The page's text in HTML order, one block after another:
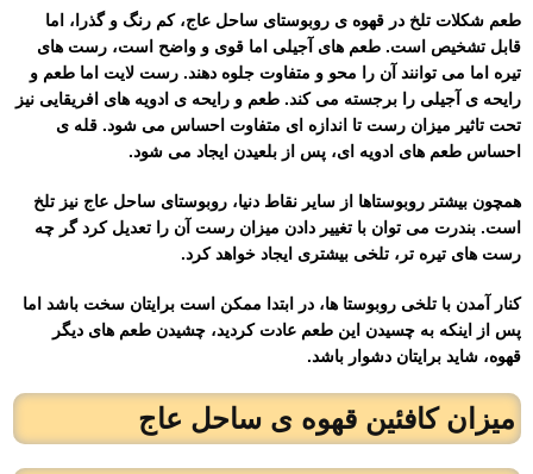
طعم شکلات تلخ در قهوه ی روبوستای ساحل عاج، کم رنگ و گذرا، اما
قابل تشخیص است. طعم های آجیلی اما قوی و واضح است، رست های
تیره اما می توانند آن را محو و متفاوت جلوه دهند. رست لایت اما طعم و
رایحه ی آجیلی را برجسته می کند. طعم و رایحه ی ادویه های افریقایی نیز
تحت تاثیر میزان رست تا اندازه ای متفاوت احساس می شود. قله ی
احساس طعم های ادویه ای، پس از بلعیدن ایجاد می شود.
همچون بیشتر روبوستاها از سایر نقاط دنیا، روبوستای ساحل عاج نیز تلخ
است. بندرت می توان با تغییر دادن میزان رست آن را تعدیل کرد گر چه
رست های تیره تر، تلخی بیشتری ایجاد خواهد کرد.
کنار آمدن با تلخی روبوستا ها، در ابتدا ممکن است برایتان سخت باشد اما
پس از اینکه به چسیدن این طعم عادت کردید، چشیدن طعم های دیگر
قهوه، شاید برایتان دشوار باشد.
میزان کافئینقهوه ی ساحل عاج